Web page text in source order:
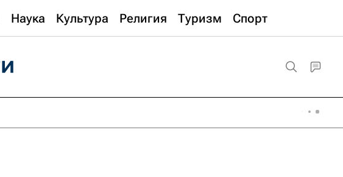
Наука Культура Религия Туризм Спорт